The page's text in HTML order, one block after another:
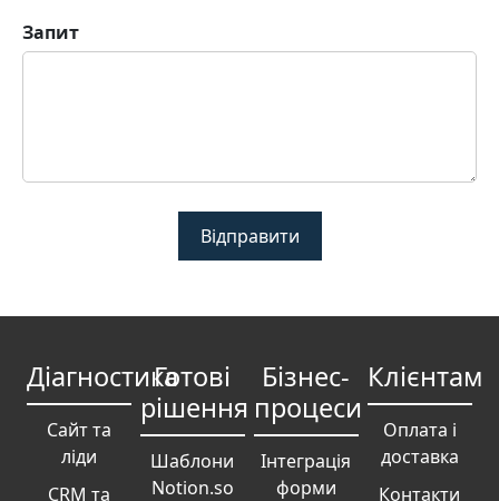
Запит
Відправити
Діагностика
Сайт та
ліди
CRM та
Готові
рішення
Шаблони
Notion.so
Бізнес-
процеси
Інтеграція
форми
Клієнтам
Оплата і
доставка
Контакти